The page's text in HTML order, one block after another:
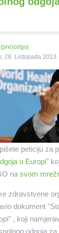
28. Listopada 2013.
peticiju za
u Europi"
na svom
zdravstvene
dokument
, koji
odgoja za